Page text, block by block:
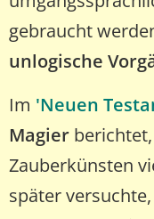
gebraucht
unlogische
Im 'Neuen
Magier
Zauberkünsten
später